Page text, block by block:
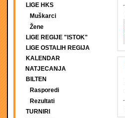
LIGE HKS
Muškarci
Žene
LIGE REGIJE "ISTOK"
LIGE OSTALIH REGIJA
KALENDAR
NATJECANJA
BILTEN
Rasporedi
Rezultati
TURNIRI